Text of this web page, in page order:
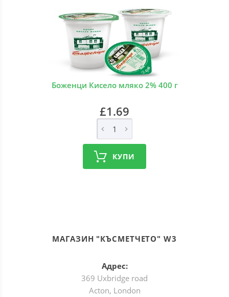
Боженци Кисело мляко 2% 400 г
£1.69
КУПИ
МАГАЗИН "КЪСМЕТЧЕТО" W3
Адрес:
369 Uxbridge road
Acton, London